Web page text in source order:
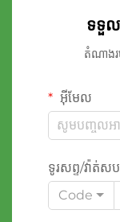
ទទួល
តំណាងរ
អ៊ីមែល
ទូរសព្ទ/វ៉ាត់សប
Code